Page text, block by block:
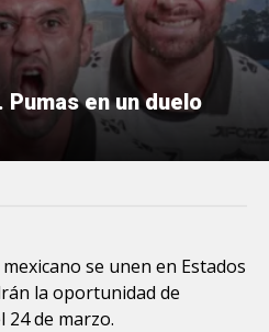
en un duelo
se unen en Estados
la oportunidad de
de marzo.